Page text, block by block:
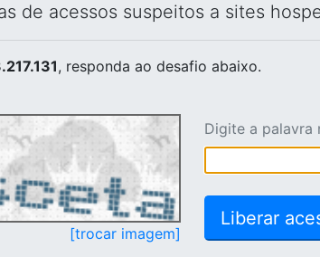
de acessos suspeitos a sites
, responda ao desafio abaixo.
[trocar imagem]
Digite a palavra